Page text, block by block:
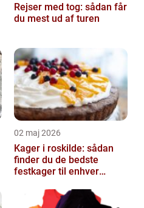
Rejser med tog: sådan får
du mest ud af turen
02 maj 2026
Kager i roskilde: sådan
finder du de bedste
festkager til enhver